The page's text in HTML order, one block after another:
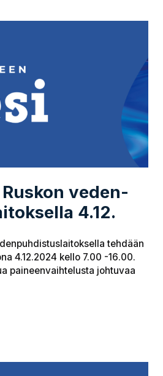
ve­den­
4.12.
tehdään
4.12.2024 kello 7.00 -16.00.
paineenvaihtelusta johtuvaa